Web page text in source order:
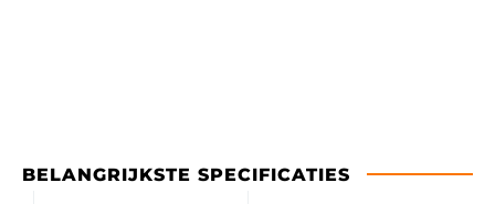
BELANGRIJKSTE SPECIFICATIES